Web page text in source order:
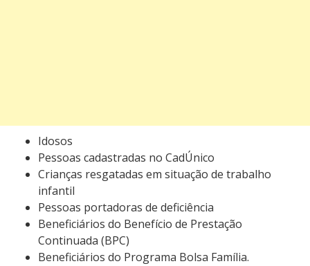
Idosos
Pessoas cadastradas no CadÚnico
Crianças resgatadas em situação de trabalho
infantil
Pessoas portadoras de deficiência
Beneficiários do Benefício de Prestação
Continuada (BPC)
Beneficiários do Programa Bolsa Família.